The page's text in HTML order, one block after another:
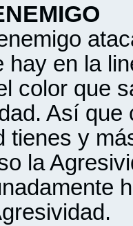
hay en la
color que
Así
tienes y
la